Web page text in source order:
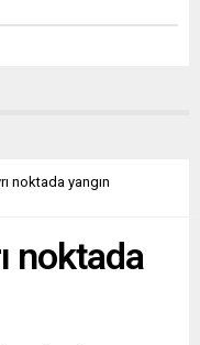
noktada yangın
noktada